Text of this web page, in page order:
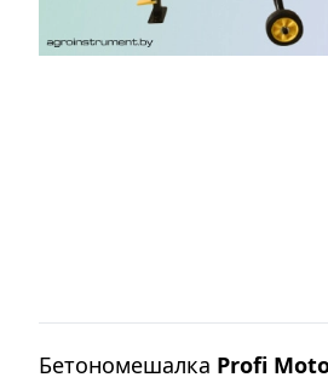
Бетономешалка Profi